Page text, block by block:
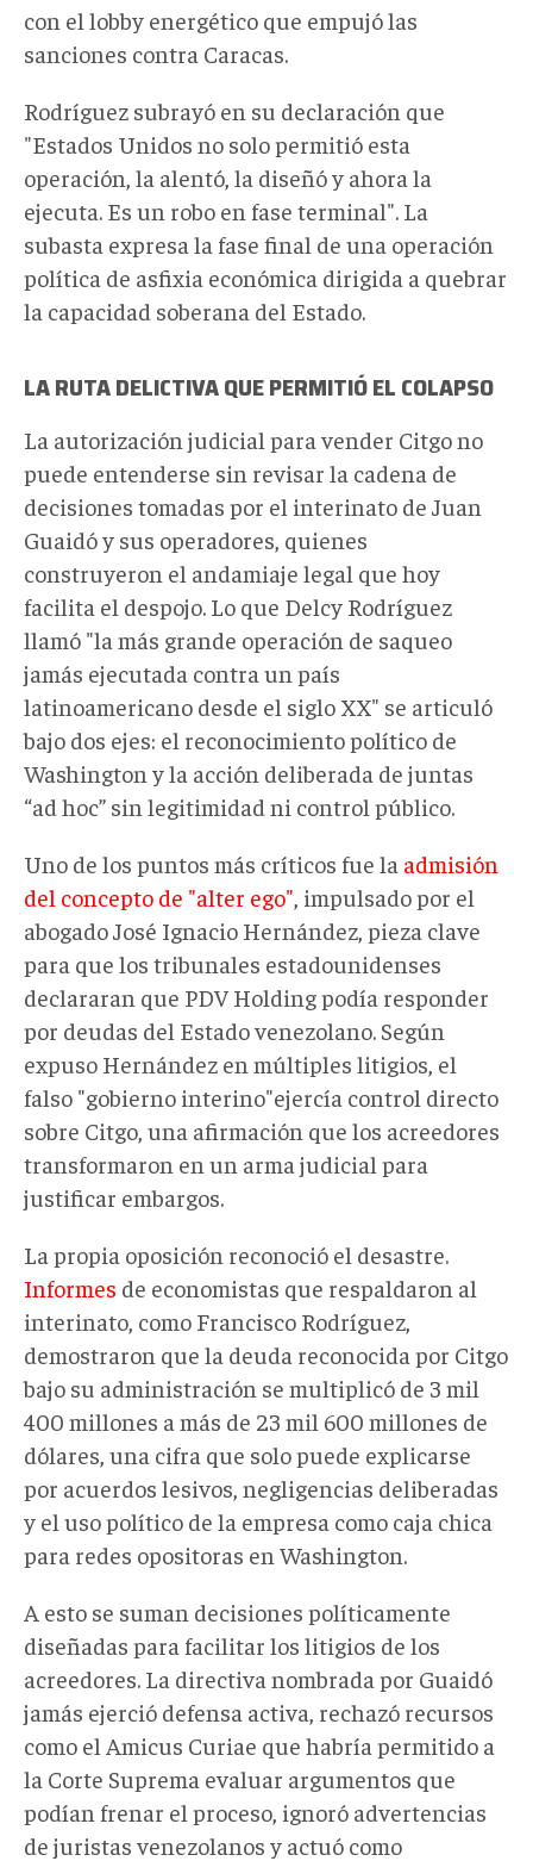
con el lobby energético que empujó las
sanciones contra Caracas.
Rodríguez subrayó en su declaración que
"Estados Unidos no solo permitió esta
operación, la alentó, la diseñó y ahora la
ejecuta. Es un robo en fase terminal". La
subasta expresa la fase final de una operación
política de asfixia económica dirigida a quebrar
la capacidad soberana del Estado.
LA RUTA DELICTIVA QUE PERMITIÓ EL COLAPSO
La autorización judicial para vender Citgo no
puede entenderse sin revisar la cadena de
decisiones tomadas por el interinato de Juan
Guaidó y sus operadores, quienes
construyeron el andamiaje legal que hoy
facilita el despojo. Lo que Delcy Rodríguez
llamó "la más grande operación de saqueo
jamás ejecutada contra un país
latinoamericano desde el siglo XX" se articuló
bajo dos ejes: el reconocimiento político de
Washington y la acción deliberada de juntas
“ad hoc” sin legitimidad ni control público.
Uno de los puntos más críticos fue la admisión
del concepto de "alter ego" , impulsado por el
abogado José Ignacio Hernández, pieza clave
para que los tribunales estadounidenses
declararan que PDV Holding podía responder
por deudas del Estado venezolano. Según
expuso Hernández en múltiples litigios, el
falso "gobierno interino"ejercía control directo
sobre Citgo, una afirmación que los acreedores
transformaron en un arma judicial para
justificar embargos.
La propia oposición reconoció el desastre.
Informes de economistas que respaldaron al
interinato, como Francisco Rodríguez,
demostraron que la deuda reconocida por Citgo
bajo su administración se multiplicó de 3 mil
400 millones a más de 23 mil 600 millones de
dólares, una cifra que solo puede explicarse
por acuerdos lesivos, negligencias deliberadas
y el uso político de la empresa como caja chica
para redes opositoras en Washington.
A esto se suman decisiones políticamente
diseñadas para facilitar los litigios de los
acreedores. La directiva nombrada por Guaidó
jamás ejerció defensa activa, rechazó recursos
como el Amicus Curiae que habría permitido a
la Corte Suprema evaluar argumentos que
podían frenar el proceso, ignoró advertencias
de juristas venezolanos y actuó como